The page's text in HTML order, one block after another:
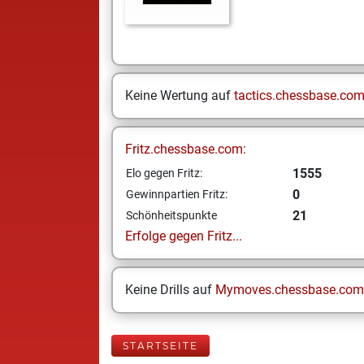
Keine Wertung auf tactics.chessbase.com
Fritz.chessbase.com:
Elo gegen Fritz: 1555
Gewinnpartien Fritz: 0
Schönheitspunkte
21
Erfolge gegen Fritz...
Keine Drills auf Mymoves.chessbase.com
STARTSEITE